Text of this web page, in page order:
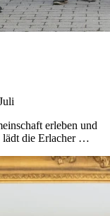
erleben und
lädt die Erlacher …